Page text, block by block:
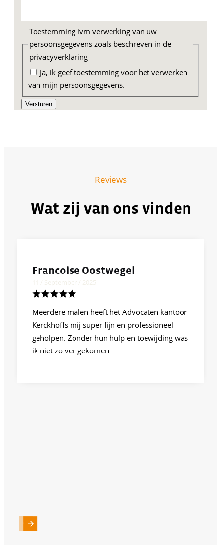
Toestemming ivm verwerking van uw
persoonsgegevens zoals beschreven in de
privacyverklaring
Ja, ik geef toestemming voor het verwerken
van mijn persoonsgegevens.
Versturen
Reviews
Wat zij van ons vinden
Francoise Oostwegel
11 / September / 2025
Meerdere malen heeft het Advocaten kantoor
Kerckhoffs mij super fijn en professioneel
geholpen. Zonder hun hulp en toewijding was
ik niet zo ver gekomen.